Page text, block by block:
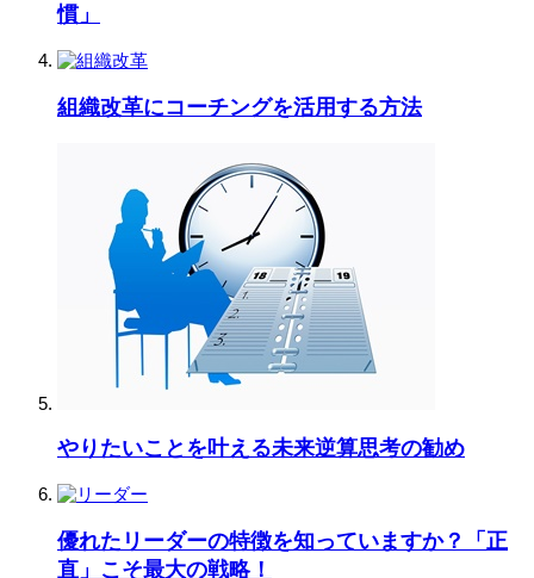
慣」
組織改革にコーチングを活用する方法
やりたいことを叶える未来逆算思考の勧め
優れたリーダーの特徴を知っていますか？「正
直」こそ最大の戦略！